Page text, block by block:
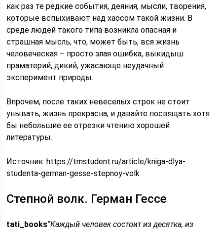
как раз те редкие события, деяния, мысли, творения,
которые вспыхивают над хаосом такой жизни. В
среде людей такого типа возникла опасная и
страшная мысль, что, может быть, вся жизнь
человеческая – просто злая ошибка, выкидыш
праматерий, дикий, ужасающе неудачный
эксперимент природы.
Впрочем, после таких невеселых строк не стоит
унывать, жизнь прекрасна, и давайте посвящать хотя
бы небольшие ее отрезки чтению хорошей
литературы.
Источник: https://tmstudent.ru/article/kniga-dlya-
studenta-german-gesse-stepnoy-volk
Степной волк. Герман Гессе
tati_books“Каждый человек состоит из десятка, из